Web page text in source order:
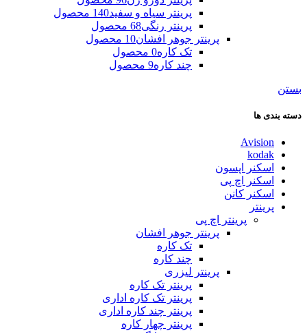
پرینتر سیاه و سفید140 محصول
پرینتر رنگی68 محصول
پرینتر جوهر افشان10 محصول
تک کاره0 محصول
چند کاره9 محصول
بستن
دسته بندی ها
Avision
kodak
اسکنر اپسون
اسکنر اچ پی
اسکنر کانن
پرینتر
پرینتر اچ پی
پرینتر جوهر افشان
تک کاره
چند کاره
پرینتر لیزری
پرینتر تک کاره
پرینتر تک کاره اداری
پرینتر چند کاره اداری
پرینتر چهار کاره